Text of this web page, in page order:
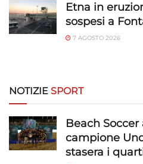
Etna in
sospesi a
7 AGOSTO 2026
NOTIZIE SPORT
Beach
campione
stasera i